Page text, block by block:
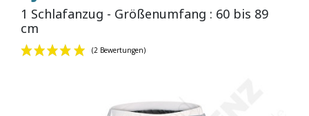
1 Schlafanzug - Größenumfang : 60 bis 89
cm
(2 Bewertungen)